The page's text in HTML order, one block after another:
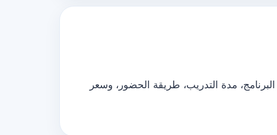
مدة التدريب، طريقة الحضور، وسعر